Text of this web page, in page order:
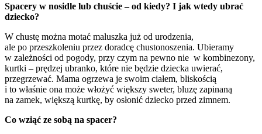
Spacery w nosidle lub chuście – od kiedy? I jak wtedy ubrać
dziecko?
W chustę można motać maluszka już od urodzenia,
ale po przeszkoleniu przez doradcę chustonoszenia. Ubieramy
w zależności od pogody, przy czym na pewno nie w kombinezony,
kurtki – prędzej ubranko, które nie będzie dziecka uwierać,
przegrzewać. Mama ogrzewa je swoim ciałem, bliskością
i to właśnie ona może włożyć większy sweter, bluzę zapinaną
na zamek, większą kurtkę, by osłonić dziecko przed zimnem.
Co wziąć ze sobą na spacer?